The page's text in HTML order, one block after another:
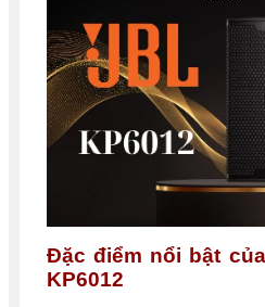
Đặc điểm nổi bật
KP6012